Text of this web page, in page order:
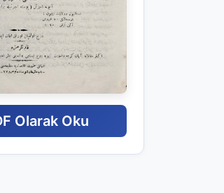
Olarak Oku